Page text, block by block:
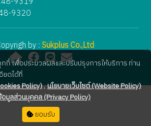
9320
by :Sukplus Co.,Ltd
กกี้ เพื่อประมวลผลและปรับปรุงการให้บริการ ท่าน
ยดได้ที่
Policy),นโยบายเว็บไซต์ (Website Policy)
มูลส่วนบุคคล (Privacy Policy)
ยอมรับ